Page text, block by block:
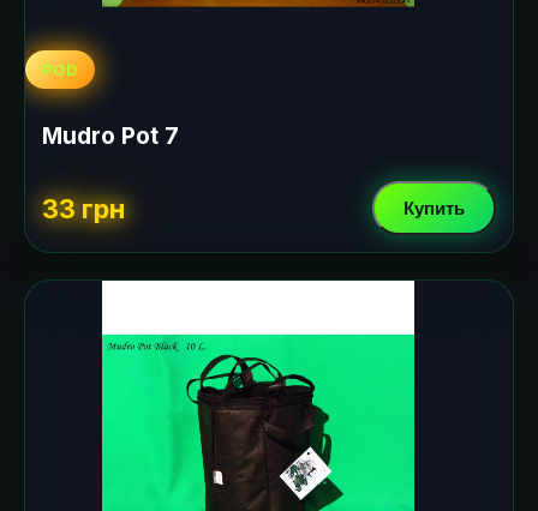
POD
Mudro Pot 7
33 грн Купить